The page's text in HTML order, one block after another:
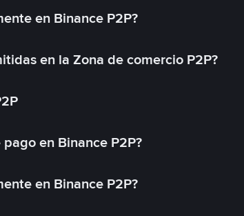
en Binance P2P?
en la Zona de comercio P2P?
en Binance P2P?
en Binance P2P?